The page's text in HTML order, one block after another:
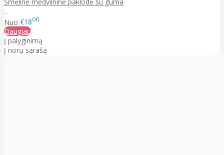
..
Nuo €1800
Daugiau
Į palyginimą
Į norų sąrašą